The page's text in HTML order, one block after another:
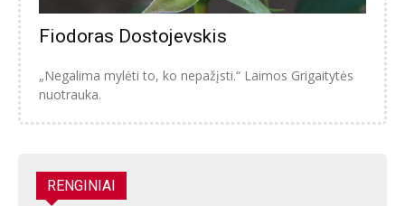
Fiodoras Dostojevskis
„Negalima mylėti to, ko nepažįsti.“ Laimos Grigaitytės
nuotrauka.
RENGINIAI